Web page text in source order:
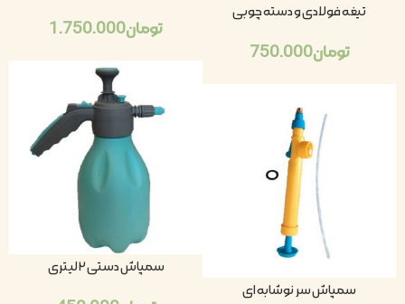
تیغه فولادی و دسته چوبی
تومان750.000
تومان1.750.000
سمپاش دستی ۲ لیتری
سمپاش سر نوشابه ای